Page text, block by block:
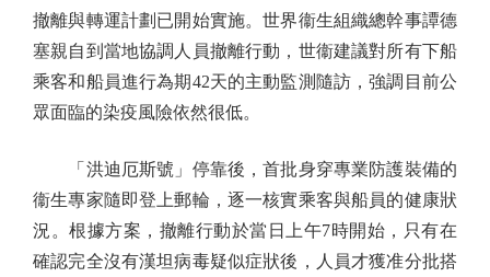
撤離與轉運計劃已開始實施。世界衞生組織總幹事譚德
塞親自到當地協調人員撤離行動，世衞建議對所有下船
乘客和船員進行為期42天的主動監測隨訪，強調目前公
眾面臨的染疫風險依然很低。
「洪迪厄斯號」停靠後，首批身穿專業防護裝備的
衞生專家隨即登上郵輪，逐一核實乘客與船員的健康狀
況。根據方案，撤離行動於當日上午7時開始，只有在
確認完全沒有漢坦病毒疑似症狀後，人員才獲准分批搭